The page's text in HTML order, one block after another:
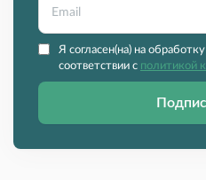
Я согласен(на) на
соответствии с политикой